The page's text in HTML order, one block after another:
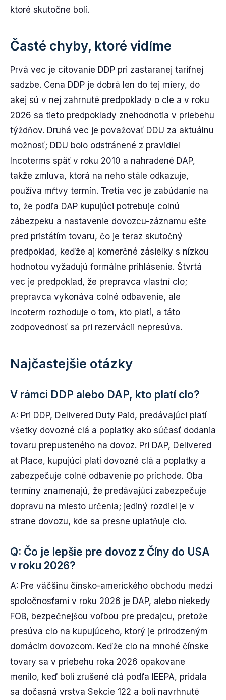
ktoré skutočne bolí.
Časté chyby, ktoré vidíme
Prvá vec je citovanie DDP pri zastaranej tarifnej
sadzbe. Cena DDP je dobrá len do tej miery, do
akej sú v nej zahrnuté predpoklady o cle a v roku
2026 sa tieto predpoklady znehodnotia v priebehu
týždňov. Druhá vec je považovať DDU za aktuálnu
možnosť; DDU bolo odstránené z pravidiel
Incoterms späť v roku 2010 a nahradené DAP,
takže zmluva, ktorá na neho stále odkazuje,
používa mŕtvy termín. Tretia vec je zabúdanie na
to, že podľa DAP kupujúci potrebuje colnú
zábezpeku a nastavenie dovozcu-záznamu ešte
pred pristátím tovaru, čo je teraz skutočný
predpoklad, keďže aj komerčné zásielky s nízkou
hodnotou vyžadujú formálne prihlásenie. Štvrtá
vec je predpoklad, že prepravca vlastní clo;
prepravca vykonáva colné odbavenie, ale
Incoterm rozhoduje o tom, kto platí, a táto
zodpovednosť sa pri rezervácii nepresúva.
Najčastejšie otázky
V rámci DDP alebo DAP, kto platí clo?
A: Pri DDP, Delivered Duty Paid, predávajúci platí
všetky dovozné clá a poplatky ako súčasť dodania
tovaru prepusteného na dovoz. Pri DAP, Delivered
at Place, kupujúci platí dovozné clá a poplatky a
zabezpečuje colné odbavenie po príchode. Oba
termíny znamenajú, že predávajúci zabezpečuje
dopravu na miesto určenia; jediný rozdiel je v
strane dovozu, kde sa presne uplatňuje clo.
Q: Čo je lepšie pre dovoz z Číny do USA
v roku 2026?
A: Pre väčšinu čínsko-amerického obchodu medzi
spoločnosťami v roku 2026 je DAP, alebo niekedy
FOB, bezpečnejšou voľbou pre predajcu, pretože
presúva clo na kupujúceho, ktorý je prirodzeným
domácim dovozcom. Keďže clo na mnohé čínske
tovary sa v priebehu roka 2026 opakovane
menilo, keď boli zrušené clá podľa IEEPA, pridala
sa dočasná vrstva Sekcie 122 a boli navrhnuté